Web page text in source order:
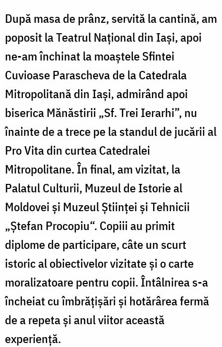
După masa de prânz, servită la cantină, am
poposit la Teatrul Naţional din Iaşi, apoi
ne-am închinat la moaştele Sfintei
Cuvioase Parascheva de la Catedrala
Mitropolitană din Iaşi, admirând apoi
biserica Mănăstirii „Sf. Trei Ierarhi”, nu
înainte de a trece pe la standul de jucării al
Pro Vita din curtea Catedralei
Mitropolitane. În final, am vizitat, la
Palatul Culturii, Muzeul de Istorie al
Moldovei şi Muzeul Ştiinţei şi Tehnicii
„Ştefan Procopiu“. Copiii au primit
diplome de participare, câte un scurt
istoric al obiectivelor vizitate şi o carte
moralizatoare pentru copii. Întâlnirea s-a
încheiat cu îmbrăţişări şi hotărârea fermă
de a repeta şi anul viitor această
experienţă.